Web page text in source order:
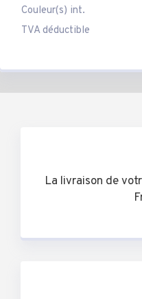
Couleur(s) int.
TVA déductible
La livraison de